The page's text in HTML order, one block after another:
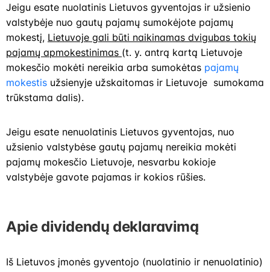
Jeigu esate nuolatinis Lietuvos gyventojas ir užsienio
valstybėje nuo gautų pajamų sumokėjote pajamų
mokestį, Lietuvoje gali būti naikinamas dvigubas tokių
pajamų apmokestinimas (t. y. antrą kartą Lietuvoje
mokesčio mokėti nereikia arba sumokėtas pajamų
mokestis užsienyje užskaitomas ir Lietuvoje sumokama
trūkstama dalis).
Jeigu esate nenuolatinis Lietuvos gyventojas, nuo
užsienio valstybėse gautų pajamų nereikia mokėti
pajamų mokesčio Lietuvoje, nesvarbu kokioje
valstybėje gavote pajamas ir kokios rūšies.
Apie dividendų deklaravimą
Iš Lietuvos įmonės gyventojo (nuolatinio ir nenuolatinio)